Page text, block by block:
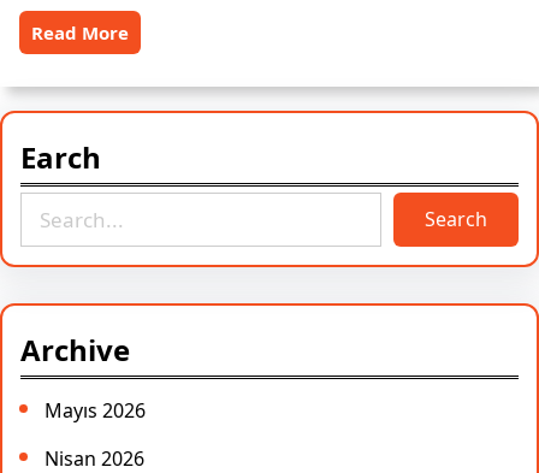
Read More
Earch
a
h
Search
Archive
Mayıs 2026
Nisan 2026